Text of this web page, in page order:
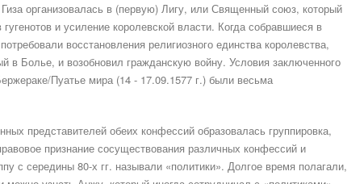
организовалась в (первую) Лигу, или Священный союз, который
и усиление королевской власти. Когда собравшиеся в
восстановления религиозного единства королевства,
в Болье, и возобновил гражданскую войну. Условия заключенного
Пуатье мира (14 - 17.09.1577 г.) были весьма
представителей обеих конфессий образовалась группировка,
признание сосуществования различных конфессий и
с середины 80-х гг. называли «политики». Долгое время полагали,